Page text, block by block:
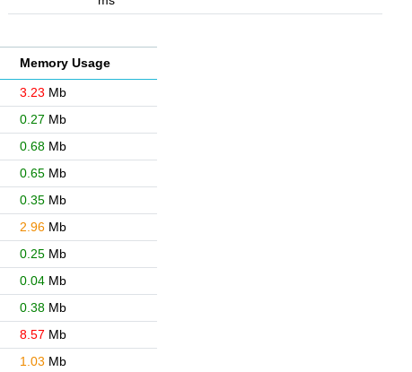
Memory Usage
3.23 Mb
0.27 Mb
0.68 Mb
0.65 Mb
0.35 Mb
2.96 Mb
0.25 Mb
0.04 Mb
0.38 Mb
8.57 Mb
1.03 Mb